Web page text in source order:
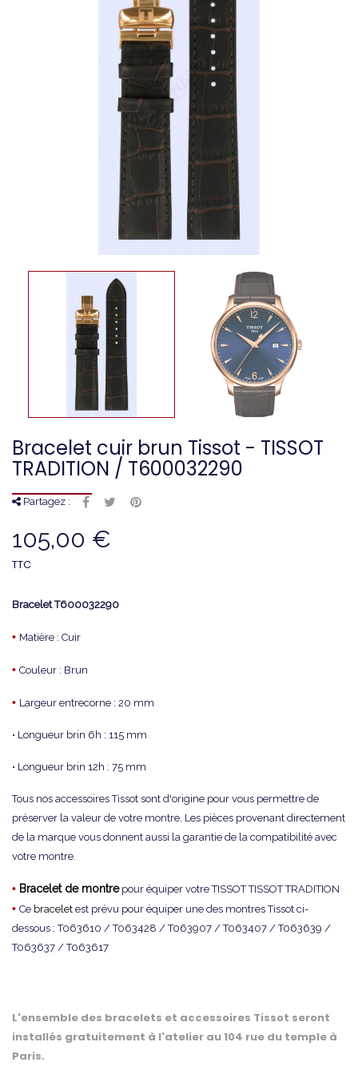
Bracelet cuir brun Tissot - TISSOT
TRADITION / T600032290
Partagez :
105,00 €
TTC
Bracelet T600032290
• Matière : Cuir
• Couleur : Brun
• Largeur entrecorne : 20 mm
• Longueur brin 6h : 115 mm
• Longueur brin 12h : 75 mm
Tous nos accessoires Tissot sont d'origine pour vous permettre de
préserver la valeur de votre montre. Les pièces provenant directement
de la marque vous donnent aussi la garantie de la compatibilité avec
votre montre.
• Bracelet de montrepour équiper votre TISSOT TISSOT TRADITION
• Ce bracelet est prévu pour équiper une des montres Tissot ci-
dessous : T063610 / T063428 / T063907 / T063407 / T063639 /
T063637 / T063617
L'ensemble des bracelets et accessoires Tissot seront
installés gratuitement à l'atelier au 104 rue du temple à
Paris.